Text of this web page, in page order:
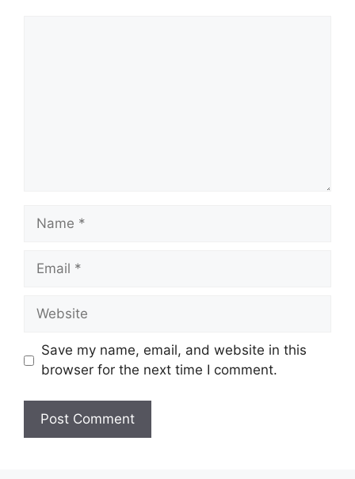
Save my name, email, and website in this
browser for the next time I comment.